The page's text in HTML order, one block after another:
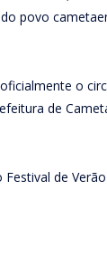
povo
o
de
de